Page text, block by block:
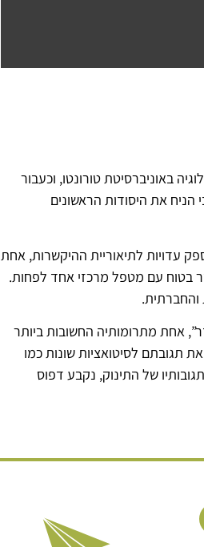
לקנדה. כשהייתה בת 16, היא נרשמה ללימודי פסיכולוגיה באוניברסיטת טורונטו, וכעבור
הניח את היסודות הראשונים
עדויות לתיאוריית ההיקשרות, אחת
מולד ליצור קשר בטוח עם מטפל מרכזי אחד לפחות.
והחברתית.
אחת מתרומותיה החשובות ביותר
תגובתם לסיטואציות שונות כמו
של התינוק, נקבע דפוס